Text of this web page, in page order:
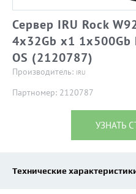
Сервер IRU Rock
4x32Gb x1 1x500Gb
OS (2120787)
Производитель: IRU
Партномер: 2120787
УЗНАТЬ
Технические